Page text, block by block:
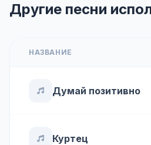
Другие песни
НАЗВАНИЕ
Думай позитивно
Куртец